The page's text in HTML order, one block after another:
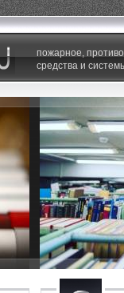
пожарное,
средства и